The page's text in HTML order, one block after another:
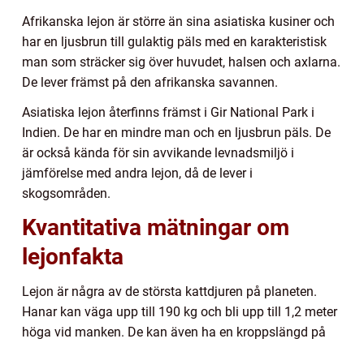
Afrikanska lejon är större än sina asiatiska kusiner och
har en ljusbrun till gulaktig päls med en karakteristisk
man som sträcker sig över huvudet, halsen och axlarna.
De lever främst på den afrikanska savannen.
Asiatiska lejon återfinns främst i Gir National Park i
Indien. De har en mindre man och en ljusbrun päls. De
är också kända för sin avvikande levnadsmiljö i
jämförelse med andra lejon, då de lever i
skogsområden.
Kvantitativa mätningar om
lejonfakta
Lejon är några av de största kattdjuren på planeten.
Hanar kan väga upp till 190 kg och bli upp till 1,2 meter
höga vid manken. De kan även ha en kroppslängd på